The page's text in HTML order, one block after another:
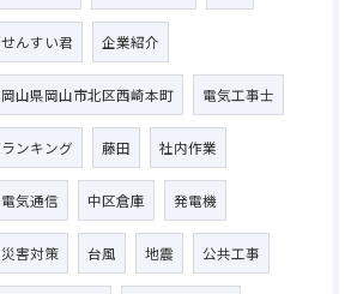
せんすい君 企業紹介
岡山県岡山市北区西崎本町 電気工事士
ランキング 藤田 社内作業
電気通信 中区倉庫 発電機
災害対策 台風 地震 公共工事